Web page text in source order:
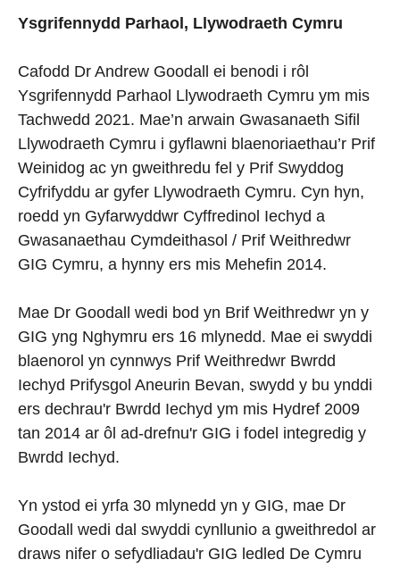
Ysgrifennydd Parhaol, Llywodraeth Cymru
Cafodd Dr Andrew Goodall ei benodi i rôl
Ysgrifennydd Parhaol Llywodraeth Cymru ym mis
Tachwedd 2021. Mae’n arwain Gwasanaeth Sifil
Llywodraeth Cymru i gyflawni blaenoriaethau’r Prif
Weinidog ac yn gweithredu fel y Prif Swyddog
Cyfrifyddu ar gyfer Llywodraeth Cymru. Cyn hyn,
roedd yn Gyfarwyddwr Cyffredinol Iechyd a
Gwasanaethau Cymdeithasol / Prif Weithredwr
GIG Cymru, a hynny ers mis Mehefin 2014.
Mae Dr Goodall wedi bod yn Brif Weithredwr yn y
GIG yng Nghymru ers 16 mlynedd. Mae ei swyddi
blaenorol yn cynnwys Prif Weithredwr Bwrdd
Iechyd Prifysgol Aneurin Bevan, swydd y bu ynddi
ers dechrau'r Bwrdd Iechyd ym mis Hydref 2009
tan 2014 ar ôl ad-drefnu'r GIG i fodel integredig y
Bwrdd Iechyd.
Yn ystod ei yrfa 30 mlynedd yn y GIG, mae Dr
Goodall wedi dal swyddi cynllunio a gweithredol ar
draws nifer o sefydliadau'r GIG ledled De Cymru